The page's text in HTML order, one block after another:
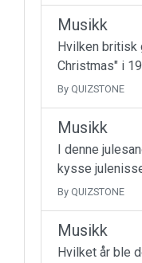
Musikk
Hvilken britisk
Christmas" i
By QUIZSTONE
Musikk
I denne
kysse
By QUIZSTONE
Musikk
Hvilket år ble